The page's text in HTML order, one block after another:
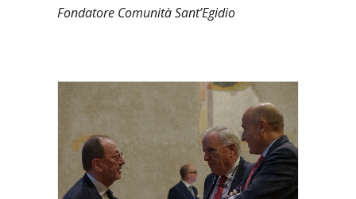
Fondatore Comunità Sant’Egidio